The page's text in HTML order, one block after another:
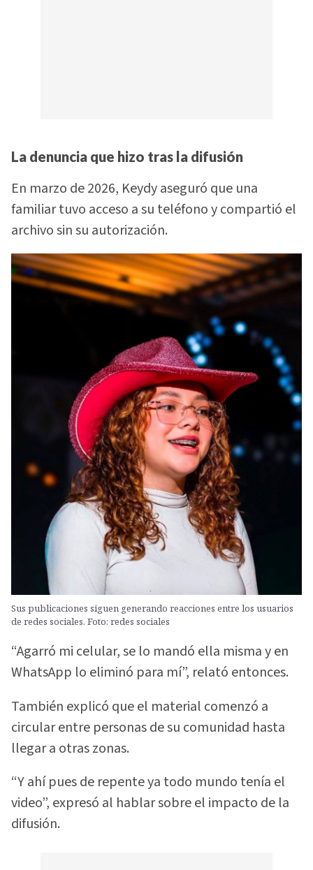
La denuncia que hizo tras la difusión
En marzo de 2026, Keydy aseguró que una
familiar tuvo acceso a su teléfono y compartió el
archivo sin su autorización.
Sus publicaciones siguen generando reacciones entre los usuarios
de redes sociales. Foto: redes sociales
“Agarró mi celular, se lo mandó ella misma y en
WhatsApp lo eliminó para mí”, relató entonces.
También explicó que el material comenzó a
circular entre personas de su comunidad hasta
llegar a otras zonas.
“Y ahí pues de repente ya todo mundo tenía el
video”, expresó al hablar sobre el impacto de la
difusión.